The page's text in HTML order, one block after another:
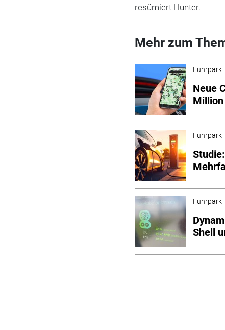
resümiert Hunter.
Mehr zum
Fuhrpark
Neue
Million
Fuhrpark
Fuhrpark
Shell